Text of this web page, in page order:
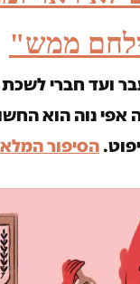
ממש"
ועד חברי לשכת
נוה הוא
הסיפור המלא